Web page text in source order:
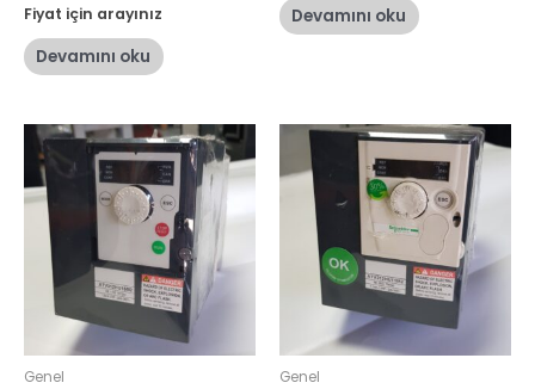
5
üzerinden
oy
aldı
Fiyat için arayınız
Devamını oku
oy
aldıDevamını oku
Genel Genel